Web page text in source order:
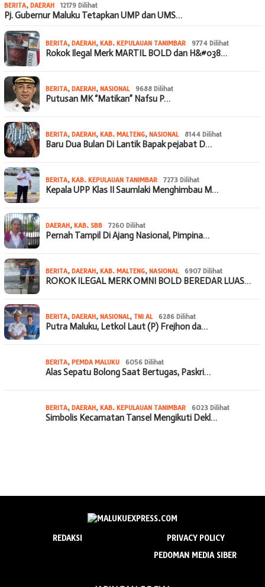
BERITA, DAERAH 12179 Dilihat
Pj. Gubernur Maluku Tetapkan UMP dan UMS…
BERITA, DAERAH, KAB. KEPULAUAN TANIMBAR 9774 Dilihat
Rokok Ilegal Merk MARTIL BOLD dan H&#038…
BERITA, DAERAH, NASIONAL 9688 Dilihat
Putusan MK “Matikan” Nafsu P…
BERITA, DAERAH, KAB. MALTENG, NASIONAL 8144 Dilihat
Baru Dua Bulan Di Lantik Bapak pejabat D…
BERITA, KAB. KEPULAUAN TANIMBAR 7273 Dilihat
Kepala UPP Klas II Saumlaki Menghimbau M…
DAERAH, KAB. SBB 7260 Dilihat
Pernah Tampil Di Ajang Nasional, Pimpina…
BERITA, DAERAH, KAB. MALTENG, NASIONAL 6907 Dilihat
ROKOK ILEGAL MERK OMNI BOLD BEREDAR LUAS…
BERITA, DAERAH, NASIONAL, TNI AL 6286 Dilihat
Putra Maluku, Letkol Laut (P) Frejhon da…
BERITA, PEMDA MALUKU 6056 Dilihat
Alas Sepatu Bolong Saat Bertugas, Paskri…
BERITA, DAERAH, KAB. KEPULAUAN TANIMBAR 6023 Dilihat
Simbolis Kecamatan Tansel Mengikuti Dekl…
REDAKSI
PRIVACY POLICY
PEDOMAN MEDIA SIBER